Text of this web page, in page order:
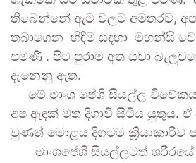
තිබෙන්නේ ඇට වලට අමතරව,
තබාගෙන හිඳීම සඳහා මහන්සි
පමණි . පිට පුරාම අත යවා
දැනෙනු ඇත.
මේ මාංශ පේශි සියල්ල
අප ඇඳක් මත දිගාවී සිටිය යුතුය.
වුණත් මොළය දිගටම ක්‍රියාකාරීව
මාංශපේශි සියල්ලටත් ශරීරයේ